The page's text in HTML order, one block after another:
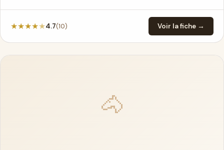
★★★★★4.7(10) Voir la fiche →
🐴